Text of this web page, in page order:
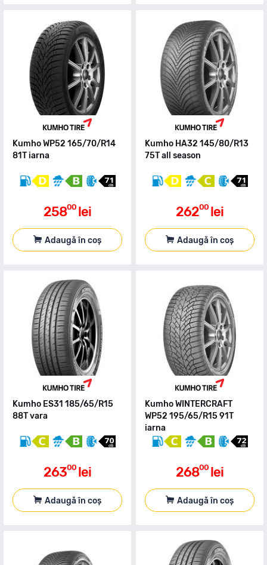
Kumho WP52 165/70/R14
81T iarna
25800 lei
Adaugă în coș
Kumho HA32 145/80/R13
75T all season
26200 lei
Adaugă în coș
Kumho ES31 185/65/R15
88T vara
26300 lei
Adaugă în coș
Kumho WINTERCRAFT
WP52 195/65/R15 91T
iarna
26800 lei
Adaugă în coș